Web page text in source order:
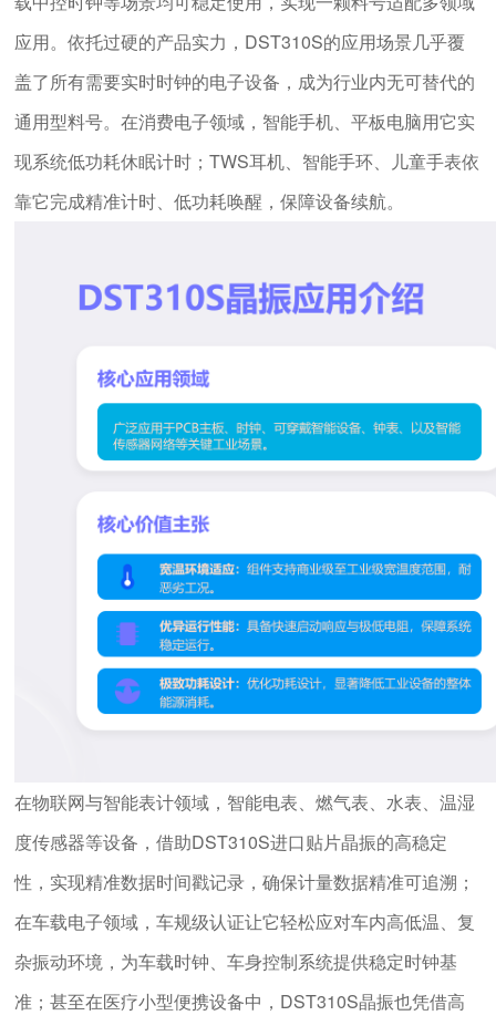
应用。依托过硬的产品实力，DST310S的应用场景几乎覆
盖了所有需要实时时钟的电子设备，成为行业内无可替代的
通用型料号。在消费电子领域，智能手机、平板电脑用它实
现系统低功耗休眠计时；TWS耳机、智能手环、儿童手表依
靠它完成精准计时、低功耗唤醒，保障设备续航。
在物联网与智能表计领域，智能电表、燃气表、水表、温湿
度传感器等设备，借助DST310S进口贴片晶振的高稳定
性，实现精准数据时间戳记录，确保计量数据精准可追溯；
在车载电子领域，车规级认证让它轻松应对车内高低温、复
杂振动环境，为车载时钟、车身控制系统提供稳定时钟基
准；甚至在医疗小型便携设备中，DST310S晶振也凭借高